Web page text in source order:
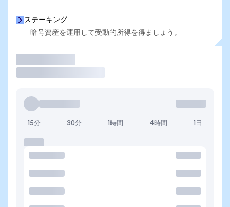
ステーキング
暗号資産を運用して受動的所得を得ましょう。
15分 30分 1時間 4時間 1日